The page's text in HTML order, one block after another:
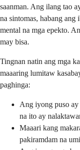
saanman. Ang ilang tao
na sintomas, habang ang
mental na mga epekto.
may bisa.
Tingnan natin ang mga
maaaring lumitaw
paghinga:
Ang iyong puso
na ito ay
Maaari kang
pakiramdam na